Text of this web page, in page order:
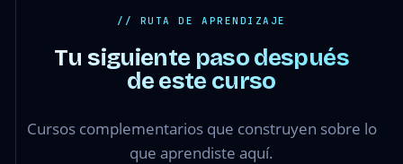
// RUTA DE APRENDIZAJE
Tu siguiente paso después
de este curso
Cursos complementarios que construyen sobre lo
que aprendiste aquí.